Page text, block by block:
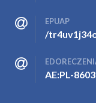
EPUAP
/
AE:PL-